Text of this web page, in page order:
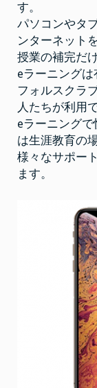
す。
パソコンやタ
ンターネット
授業の補完だ
eラーニングは
フォルスクラ
人たちが利用
eラーニング
は生涯教育の
様々なサポー
ます。